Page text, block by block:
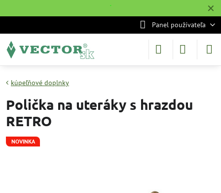
✕
˙
Panel používateľa
NOVINKA
kúpeľňové doplnky
Polička na uteráky s hrazdou
RETRO